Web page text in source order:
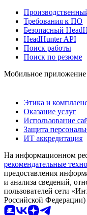
Требования к ПО
Безопасный
HeadHunter API
Поиск работы
Поиск по резюме
Мобильное приложение
Этика и
Оказание услуг
Использование
Защита
ИТ аккредитация
На информационном
рекомендательные
предоставления
и анализа сведений,
пользователей сети
Российской Федерации)